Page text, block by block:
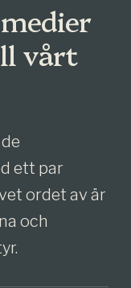
vårt
ett par
ordet av är
och